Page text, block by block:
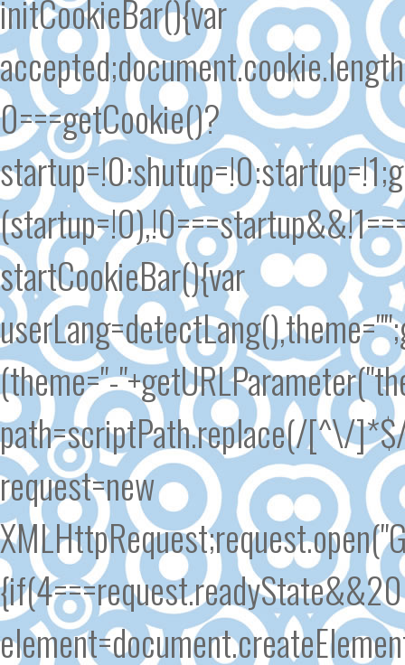
initCookieBar(){var
0===getCookie()?
startCookieBar(){var
(theme="-
path=scriptPath.replace(/[^\/]*$/
request=new